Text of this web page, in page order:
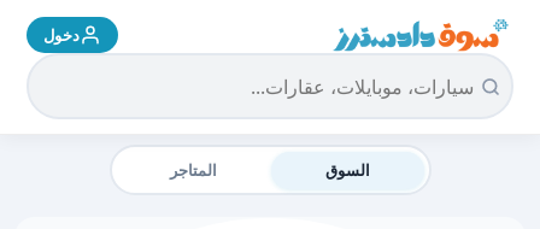
سوق دادسترز الرئيسية دخول
السوق المتاجر